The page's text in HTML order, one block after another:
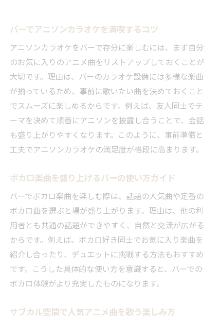
バーでアニソンカラオケを満喫するコツ
アニソンカラオケをバーで存分に楽しむには、まず自分
のお気に入りのアニメ曲をリストアップしておくことが
大切です。理由は、バーのカラオケ設備には多様な楽曲
が揃っているため、事前に歌いたい曲を決めておくこと
でスムーズに楽しめるからです。例えば、友人同士でテ
ーマを決めて順番にアニソンを披露し合うことで、会話
も盛り上がりやすくなります。このように、事前準備と
工夫でアニソンカラオケの満足度が格段に高まります。
ボカロ楽曲を盛り上げるバーの使い方ガイド
バーでボカロ楽曲を楽しむ際は、話題の人気曲や定番の
ボカロ曲を選ぶと場が盛り上がります。理由は、他の利
用者とも共通の話題ができやすく、自然と交流が広がる
からです。例えば、ボカロ好き同士でお気に入り楽曲を
紹介し合ったり、デュエットに挑戦する方法もおすすめ
です。こうした具体的な使い方を意識すると、バーでの
ボカロ体験がより充実したものになります。
サブカル空間で人気アニメ曲を歌う楽しみ方